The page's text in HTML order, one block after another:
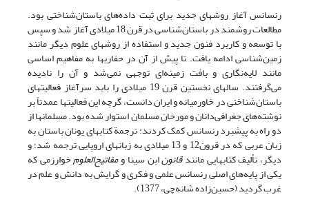
رنسانس آغاز روشهای جدید برای ثبت داده‌های باستان‌شناختی بود.
مطالعات روشمند در باستان‌شناسی در قرن 18 میلادی آغاز شد و سپس
با توسعه و کاربرد فنون جدید و استفاده از روشهای علوم دیگر مانند
زمین‌شناسی ادامه یافت. تا پیش از آن در حفاریها به مفاهیم اساسی
مانند لایه‌نگاری و بافت زمینه‌ای توجهی نمی‌شد و آن را نادیده
می‌گرفتند. سالهای نخستین قرن 19 میلادی را باید سرآغاز فعالیتهای
باستان‌شناختی در خاورمیانه و ایران دانست، گرچه این فعالیتها عمدتاً بر
نوشته‌های جغرافی‌دانان و مورخان مسلمان استوار شده بود. مسلمانها از
دو راه به پیشبرد رنسانس کمک کردند: ترجمة کتابهای یونان باستان به
زبان عربی که در قرون12 و 13 میلادی به زبانهای اروپایی ترجمه شد؛ و
دیگر، تألیف کتابهایی مانندقانونابن سینا ومفاتیح‌العلومخوارزمی که
یکی از پایه‌های اصلی رنسانس علمی و فکری و گرایش به دانش و علم در
غرب گردید (حسین‌زاده شانه‌چی، 1377).